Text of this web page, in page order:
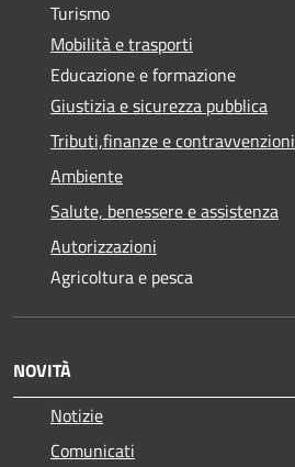
Turismo
Mobilità e trasporti
Educazione e formazione
Giustizia e sicurezza pubblica
Tributi,finanze e contravvenzioni
Ambiente
Salute, benessere e assistenza
Autorizzazioni
Agricoltura e pesca
NOVITÀ
Notizie
Comunicati